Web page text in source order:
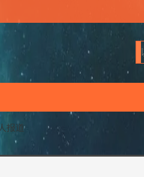
报道